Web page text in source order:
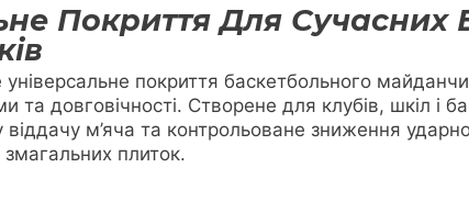
Покриття Для Сучасних
покриття баскетбольного
та довговічності. Створене для клубів, шкіл і
віддачу м’яча та контрольоване зниження
змагальних плиток.